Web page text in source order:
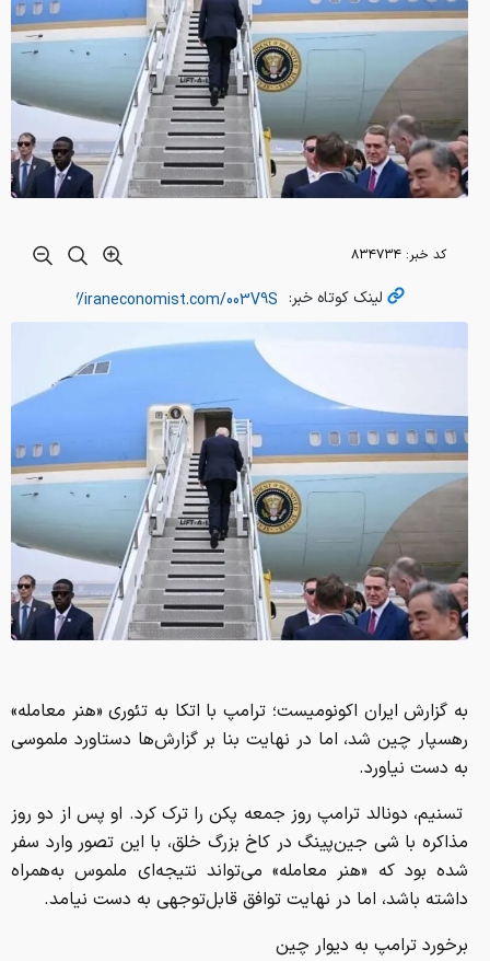
کد خبر: ۸۳۴۷۳۴
لینک کوتاه خبر:
به گزارش ایران اکونومیست؛ ترامپ با اتکا به تئوری «هنر معامله»
رهسپار چین شد، اما در نهایت بنا بر گزارش‌‌ها دستاورد ملموسی
به دست نیاورد.
تسنیم، دونالد ترامپ روز جمعه پکن را ترک کرد. او پس از دو روز
مذاکره با شی جین‌پینگ در کاخ بزرگ خلق، با این تصور وارد سفر
شده بود که «هنر معامله» می‌تواند نتیجه‌ای ملموس به‌همراه
داشته باشد، اما در نهایت توافق قابل‌توجهی به دست نیامد.
برخورد ترامپ به دیوار چین